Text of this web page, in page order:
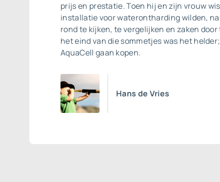
prijs en prestatie. Toen hij en zijn vrouw
installatie voor waterontharding wilden,
rond te kijken, te vergelijken en zaken
het eind van die sommetjes was het
AquaCell gaan kopen.
Hans de Vries